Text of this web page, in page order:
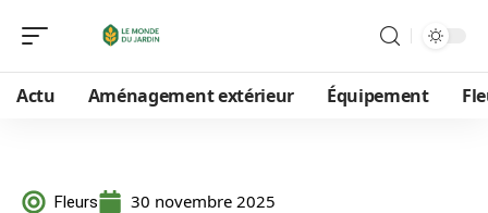
Actu Aménagement extérieur Équipement
Fleurs 30 novembre 2025